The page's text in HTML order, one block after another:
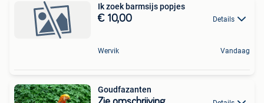
Ik zoek barmsijs popjes
€ 10,00 Details
Wervik Vandaag
Goudfazanten